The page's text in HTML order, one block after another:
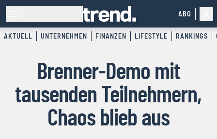
ABO
AKTUELL UNTERNEHMEN FINANZEN LIFESTYLE RANKINGS
Brenner-Demo mit
tausenden Teilnehmern,
Chaos blieb aus